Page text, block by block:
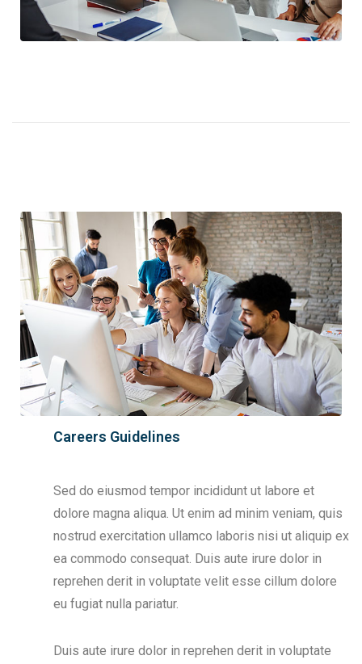
Careers Guidelines
Sed do eiusmod tempor incididunt ut labore et
dolore magna aliqua. Ut enim ad minim veniam, quis
nostrud exercitation ullamco laboris nisi ut aliquip ex
ea commodo consequat. Duis aute irure dolor in
reprehen derit in voluptate velit esse cillum dolore
eu fugiat nulla pariatur.
Duis aute irure dolor in reprehen derit in voluptate